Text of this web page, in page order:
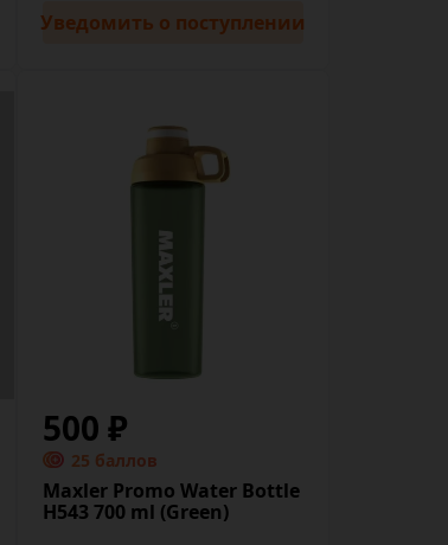
Уведомить о поступлении
500 ₽
25 баллов
Maxler Promo Water Bottle
H543 700 ml (Green)